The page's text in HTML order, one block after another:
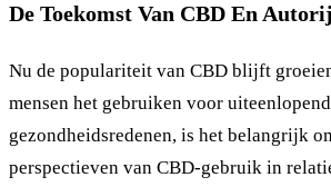
De Toekomst Van CBD En
Nu de populariteit van CBD blijft
mensen het gebruiken voor
gezondheidsredenen, is het belangrijk
perspectieven van CBD-gebruik in